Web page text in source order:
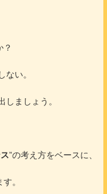
？
い。
しましょう。
”の考え方をベースに、
。